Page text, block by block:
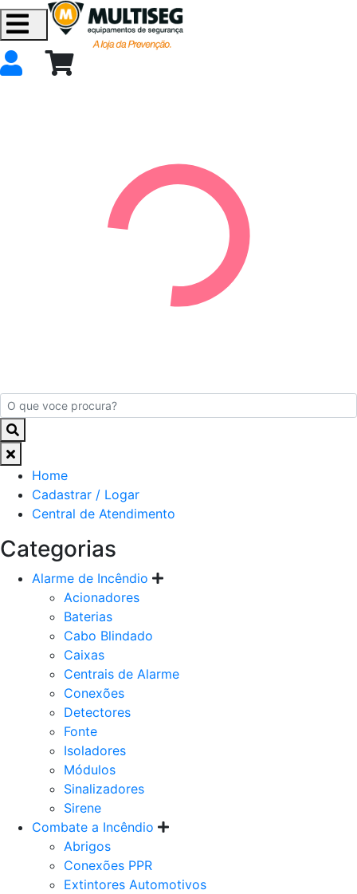
Home
Cadastrar / Logar
Central de Atendimento
Categorias
Alarme de Incêndio
Acionadores
Baterias
Cabo Blindado
Caixas
Centrais de Alarme
Conexões
Detectores
Fonte
Isoladores
Módulos
Sinalizadores
Sirene
Combate a Incêndio
Abrigos
Conexões PPR
Extintores Automotivos